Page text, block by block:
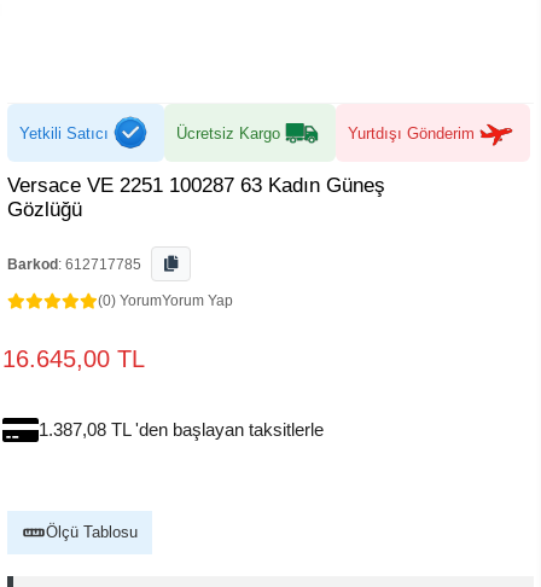
Yetkili Satıcı Ücretsiz Kargo Yurtdışı Gönderim
Versace VE 2251 100287 63 Kadın Güneş
Gözlüğü
Barkod : 612717785
(0) YorumYorum Yap
16.645,00 TL
1.387,08 TL 'den başlayan taksitlerle
Ölçü Tablosu